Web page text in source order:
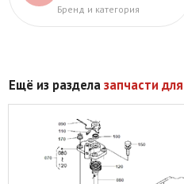
Бренд и категория
Ещё из разделазапчасти